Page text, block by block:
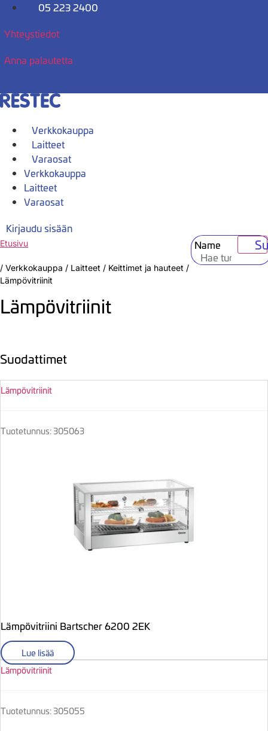
Mene
05 223 2400
Yhteystiedot
Anna palautetta
Verkkokauppa
Laitteet
Varaosat
Verkkokauppa
Laitteet
Varaosat
Kirjaudu sisään
Name
Etusivu
/ Verkkokauppa / Laitteet / Keittimet ja hauteet /
Lämpövitriinit
Lämpövitriinit
Suodattimet
Lämpövitriinit
Tuotetunnus: 305063
Lämpövitriini Bartscher 6200 2EK
Lue lisää
Lämpövitriinit
Tuotetunnus: 305055